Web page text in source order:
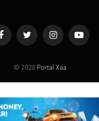
FacebookTwitter InstagramYouTube
© 2026 Portal Xaa